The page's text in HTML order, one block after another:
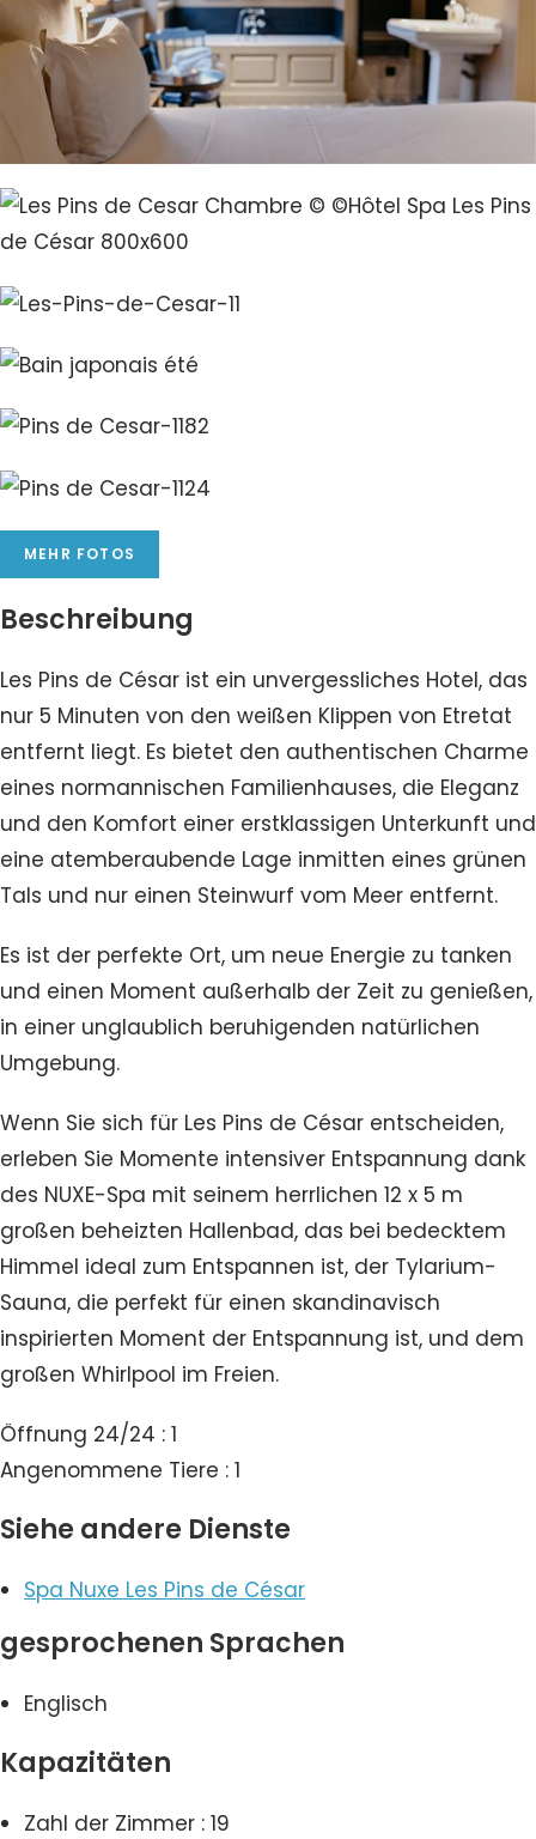
MEHR FOTOS
Beschreibung
Les Pins de César ist ein unvergessliches Hotel, das
nur 5 Minuten von den weißen Klippen von Etretat
entfernt liegt. Es bietet den authentischen Charme
eines normannischen Familienhauses, die Eleganz
und den Komfort einer erstklassigen Unterkunft und
eine atemberaubende Lage inmitten eines grünen
Tals und nur einen Steinwurf vom Meer entfernt.
Es ist der perfekte Ort, um neue Energie zu tanken
und einen Moment außerhalb der Zeit zu genießen,
in einer unglaublich beruhigenden natürlichen
Umgebung.
Wenn Sie sich für Les Pins de César entscheiden,
erleben Sie Momente intensiver Entspannung dank
des NUXE-Spa mit seinem herrlichen 12 x 5 m
großen beheizten Hallenbad, das bei bedecktem
Himmel ideal zum Entspannen ist, der Tylarium-
Sauna, die perfekt für einen skandinavisch
inspirierten Moment der Entspannung ist, und dem
großen Whirlpool im Freien.
Öffnung 24/24 : 1
Angenommene Tiere : 1
Siehe andere Dienste
Spa Nuxe Les Pins de César
gesprochenen Sprachen
Englisch
Kapazitäten
Zahl der Zimmer : 19